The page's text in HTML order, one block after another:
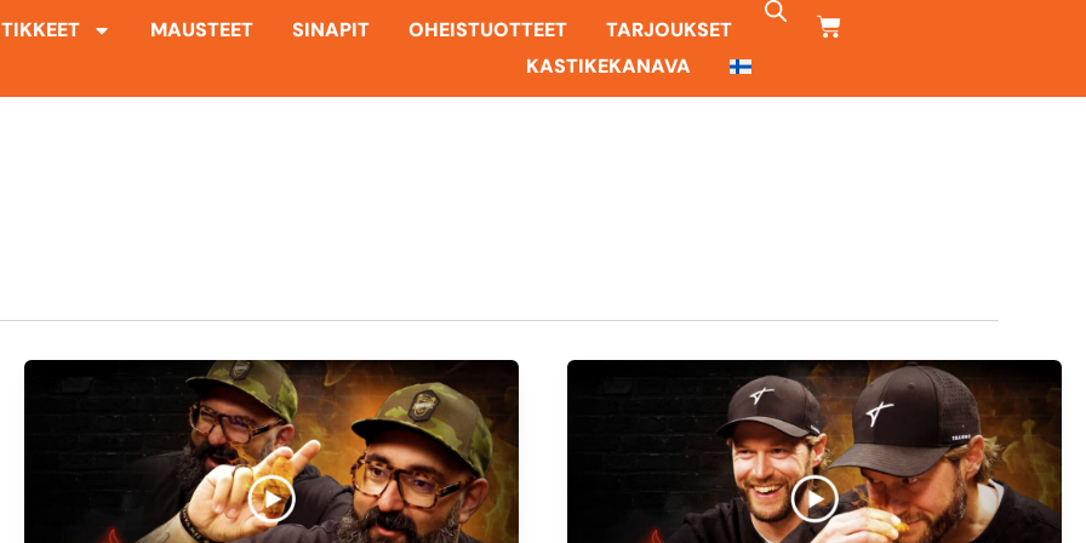
MAUSTEET SINAPIT OHEISTUOTTEET
TARJOUKSET
KASTIKEKANAVA
CART